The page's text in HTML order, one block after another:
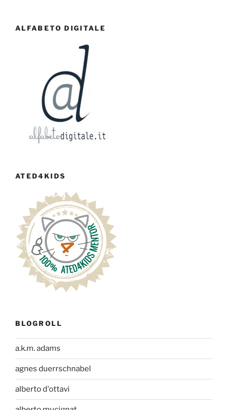
ALFABETO DIGITALE
ATED4KIDS
BLOGROLL
a.k.m. adams
agnes duerrschnabel
alberto d'ottavi